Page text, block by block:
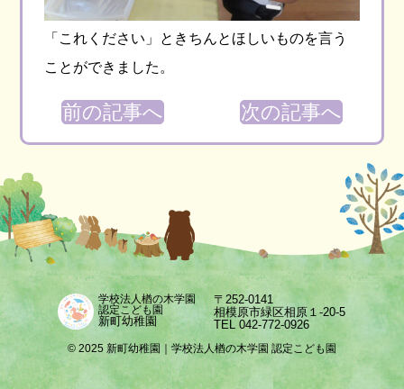
「これください」ときちんとほしいものを言う
ことができました。
前の記事へ 次の記事へ
学校法人楢の木学園
認定こども園
新町幼稚園
〒252-0141
相模原市緑区相原１-20-5
TEL 042-772-0926
© 2025 新町幼稚園｜学校法人楢の木学園 認定こども園